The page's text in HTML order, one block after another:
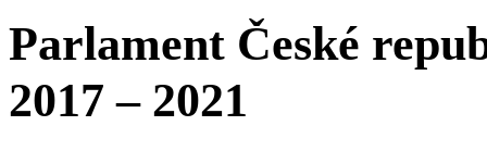
Parlament České
2017 – 2021